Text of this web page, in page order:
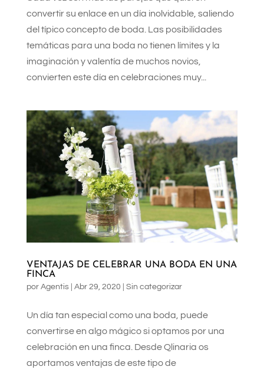
convertir su enlace en un día inolvidable, saliendo
del típico concepto de boda. Las posibilidades
temáticas para una boda no tienen límites y la
imaginación y valentía de muchos novios,
convierten este día en celebraciones muy...
VENTAJAS DE CELEBRAR UNA BODA EN UNA
FINCA
por Agentis| Abr 29, 2020 Sin categorizar
Un día tan especial como una boda, puede
convertirse en algo mágico si optamos por una
celebración en una finca. Desde Qlinaria os
aportamos ventajas de este tipo de